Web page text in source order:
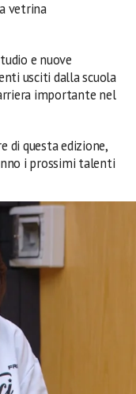
vetrina
e nuove
usciti dalla scuola
importante nel
di questa edizione,
i prossimi talenti